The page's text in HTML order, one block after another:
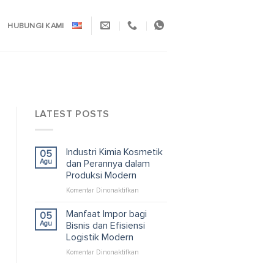
HUBUNGI KAMI
LATEST POSTS
05
Agu
Industri Kimia Kosmetik
dan Perannya dalam
Produksi Modern
Komentar Dinonaktifkanpada
Kimia
Kosmetik
dan
dalam
05
Agu
Manfaat Impor bagi
Bisnis dan Efisiensi
Logistik Modern
Komentar Dinonaktifkanpada